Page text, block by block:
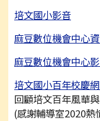
培文國小影音
麻豆數位機會中心
麻豆數位機會中心
培文國小百年校慶
回顧培文百年風華
(感謝輔導室2020熱